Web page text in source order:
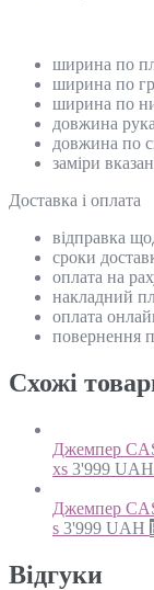
ширина по
ширина по
ширина по
довжина
довжина по
заміри
Доставка і оплата
відправка
сроки
оплата на
накладний
оплата
повернення
Схожi
Джемпер
xs 3'999 UAH
Джемпер
s 3'999 UAH
Відгуки